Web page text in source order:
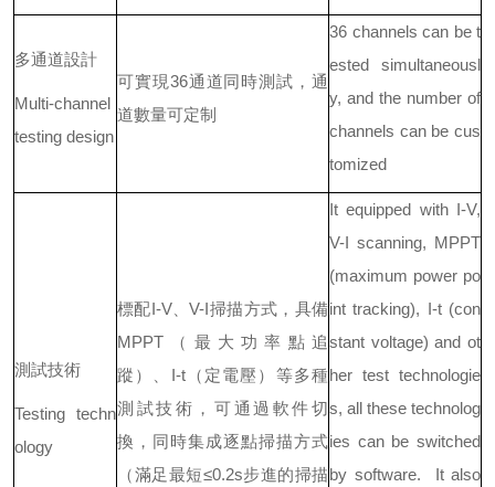
多通道設計
Multi-channel
testing design
可實現36通道同時測試，通
道數量可定制
36 channels can be t
ested simultaneousl
y, and the number of
channels can be cus
tomized
測試技術
Testing techn
ology
標配I-V、V-I掃描方式，具備
MPPT（最大功率點追
蹤）、I-t（定電壓）等多種
測試技術，可通過軟件切
換，同時集成逐點掃描方式
（滿足最短≤0.2s步進的掃描
It equipped with I-V,
V-I scanning, MPPT
(maximum power po
int tracking), I-t (con
stant voltage) and ot
her test technologie
s, all these technolog
ies can be switched
by software. It also